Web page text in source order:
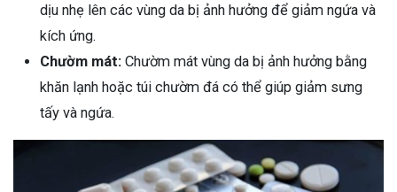
dịu nhẹ lên các vùng da bị ảnh hưởng để giảm ngứa và
kích ứng.
Chườm mát: Chườm mát vùng da bị ảnh hưởng bằng
khăn lạnh hoặc túi chườm đá có thể giúp giảm sưng
tấy và ngứa.